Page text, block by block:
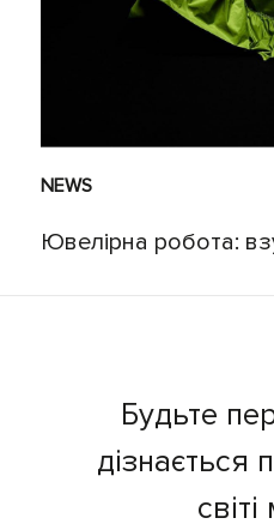
NEWS
Ювелірна робота:
Будьте
дізнається